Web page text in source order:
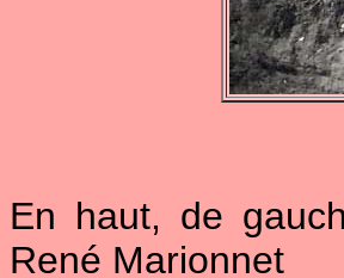
En haut, de
René Marionnet